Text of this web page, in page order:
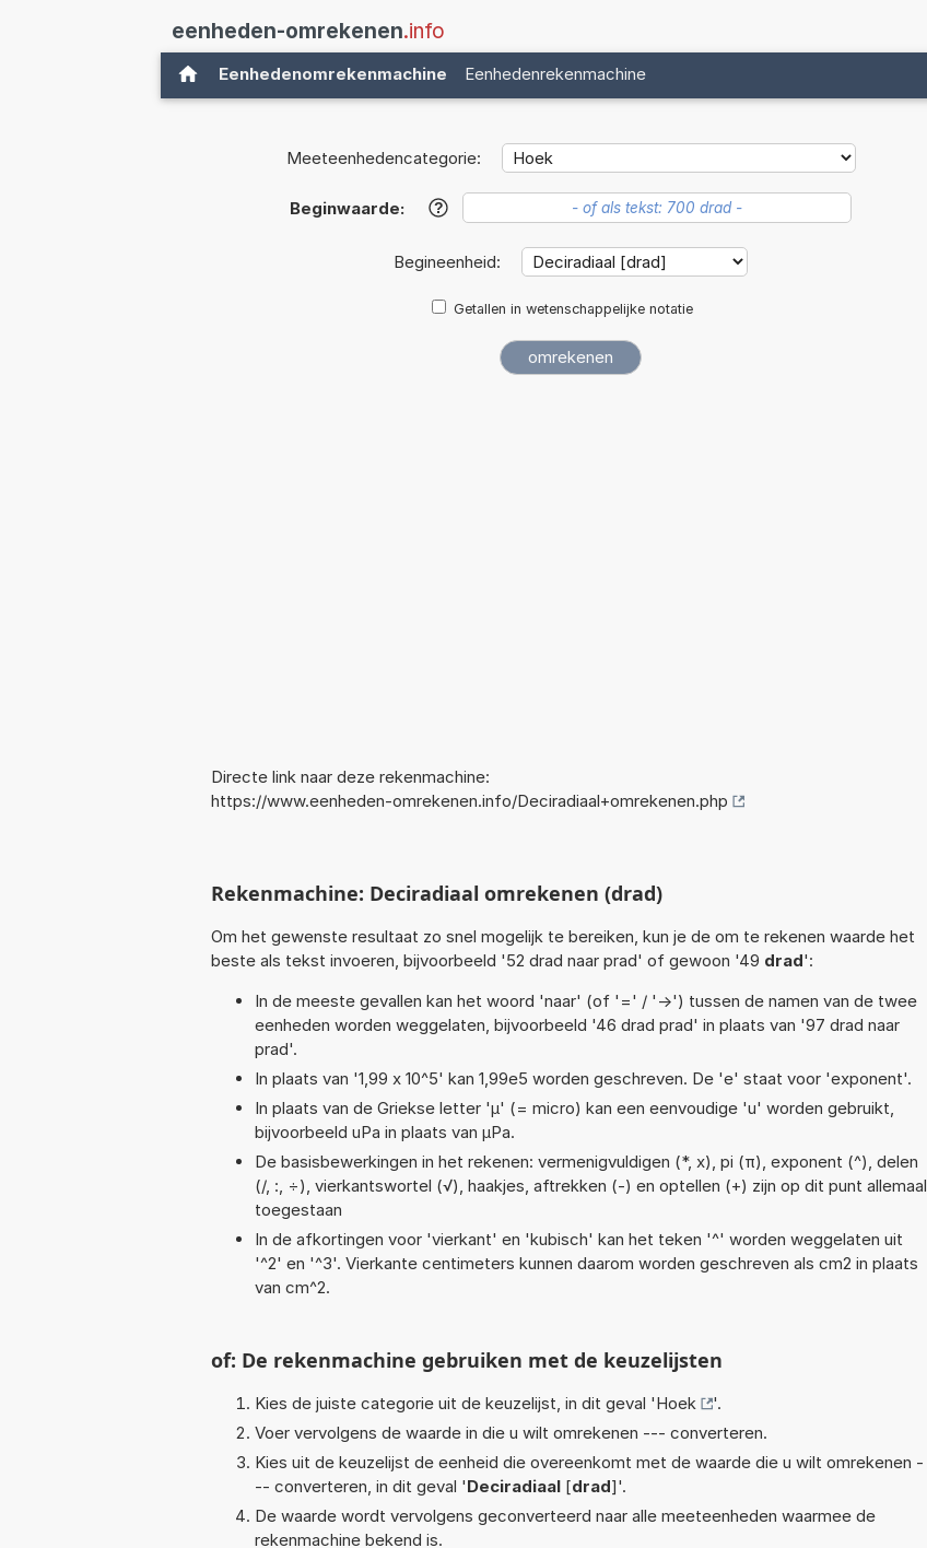
eenheden-omrekenen.info
Eenhedenomrekenmachine Eenhedenrekenmachine
Meeteenhedencategorie:
Beginwaarde: ?
Begineenheid:
Getallen in wetenschappelijke notatie
Directe link naar deze rekenmachine:
https://www.eenheden-omrekenen.info/Deciradiaal+omrekenen.php
Rekenmachine: Deciradiaal omrekenen (drad)
Om het gewenste resultaat zo snel mogelijk te bereiken, kun je de om te rekenen waarde het
beste als tekst invoeren, bijvoorbeeld '52 drad naar prad' of gewoon '49 drad':
In de meeste gevallen kan het woord 'naar' (of '=' / '->') tussen de namen van de twee
eenheden worden weggelaten, bijvoorbeeld '46 drad prad' in plaats van '97 drad naar
prad'.
In plaats van '1,99 x 10^5' kan 1,99e5 worden geschreven. De 'e' staat voor 'exponent'.
In plaats van de Griekse letter 'µ' (= micro) kan een eenvoudige 'u' worden gebruikt,
bijvoorbeeld uPa in plaats van µPa.
De basisbewerkingen in het rekenen: vermenigvuldigen (*, x), pi (π), exponent (^), delen
(/, :, ÷), vierkantswortel (√), haakjes, aftrekken (-) en optellen (+) zijn op dit punt allemaal
toegestaan
In de afkortingen voor 'vierkant' en 'kubisch' kan het teken '^' worden weggelaten uit
'^2' en '^3'. Vierkante centimeters kunnen daarom worden geschreven als cm2 in plaats
van cm^2.
of: De rekenmachine gebruiken met de keuzelijsten
Kies de juiste categorie uit de keuzelijst, in dit geval 'Hoek
'.
Voer vervolgens de waarde in die u wilt omrekenen --- converteren.
Kies uit de keuzelijst de eenheid die overeenkomt met de waarde die u wilt omrekenen -
-- converteren, in dit geval 'Deciradiaal [drad]'.
De waarde wordt vervolgens geconverteerd naar alle meeteenheden waarmee de
rekenmachine bekend is.